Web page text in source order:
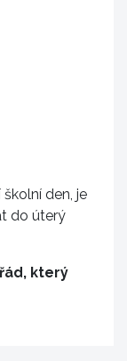
den, je
do úterý
který